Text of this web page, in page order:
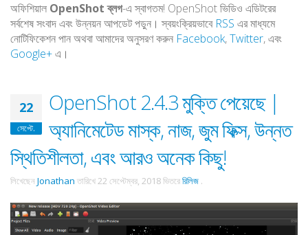
অফিশিয়াল OpenShot ব্লগ-এ স্বাগতম! OpenShot ভিডিও এডিটরের
সর্বশেষ সংবাদ এবং উন্নয়ন আপডেট পড়ুন। স্বয়ংক্রিয়ভাবে RSS এর মাধ্যমে
নোটিফিকেশন পান অথবা আমাদের অনুসরণ করুন Facebook,Twitter, এবং
Google+এ।
22
সেপ্টে.
OpenShot 2.4.3 মুক্তি পেয়েছে |
অ্যানিমেটেড মাস্ক, নাজ, জুম ফিক্স, উন্নত
স্থিতিশীলতা, এবং আরও অনেক কিছু!
লিখেছেন Jonathan তারিখে22 সেপ্টেম্বর, 2018ভিতরেরিলিজ .